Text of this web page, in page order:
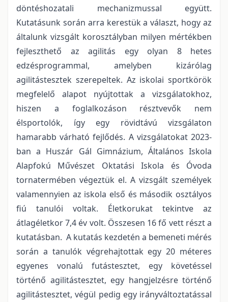
döntéshozatali mechanizmussal együtt.
Kutatásunk során arra kerestük a választ, hogy az
általunk vizsgált korosztályban milyen mértékben
fejleszthető az agilitás egy olyan 8 hetes
edzésprogrammal, amelyben kizárólag
agilitástesztek szerepeltek. Az iskolai sportkörök
megfelelő alapot nyújtottak a vizsgálatokhoz,
hiszen a foglalkozáson résztvevők nem
élsportolók, így egy rövidtávú vizsgálaton
hamarabb várható fejlődés. A vizsgálatokat 2023-
ban a Huszár Gál Gimnázium, Általános Iskola
Alapfokú Művészet Oktatási Iskola és Óvoda
tornatermében végeztük el. A vizsgált személyek
valamennyien az iskola első és második osztályos
fiú tanulói voltak. Életkorukat tekintve az
átlagéletkor 7,4 év volt. Összesen 16 fő vett részt a
kutatásban. A kutatás kezdetén a bemeneti mérés
során a tanulók végrehajtottak egy 20 méteres
egyenes vonalú futástesztet, egy követéssel
történő agilitástesztet, egy hangjelzésre történő
agilitástesztet, végül pedig egy irányváltoztatással